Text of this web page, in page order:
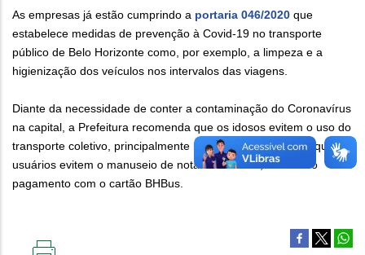
As empresas já estão cumprindo a portaria 046/2020 que
estabelece medidas de prevenção à Covid-19 no transporte
público de Belo Horizonte como, por exemplo, a limpeza e a
higienização dos veículos nos intervalos das viagens.
Diante da necessidade de conter a contaminação do Coronavírus
na capital, a Prefeitura recomenda que os idosos evitem o uso do
transporte coletivo, principalmente nos horários de pico, e que os
usuários evitem o manuseio de notas e moedas, fazendo o
pagamento com o cartão BHBus.